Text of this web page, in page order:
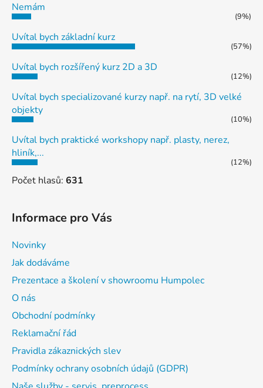
Nemám
(9%)
Uvítal bych základní kurz
(57%)
Uvítal bych rozšířený kurz 2D a 3D
(12%)
Uvítal bych specializované kurzy např. na rytí, 3D velké
objekty
(10%)
Uvítal bych praktické workshopy např. plasty, nerez,
hliník,...
(12%)
Počet hlasů: 631
Informace pro Vás
Novinky
Jak dodáváme
Prezentace a školení v showroomu Humpolec
O nás
Obchodní podmínky
Reklamační řád
Pravidla zákaznických slev
Podmínky ochrany osobních údajů (GDPR)